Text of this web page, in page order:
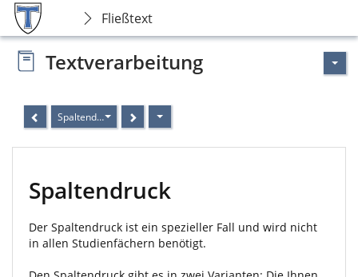
Fließtext
Textverarbeitung
Spaltendruck
Spaltendruck
Der Spaltendruck ist ein spezieller Fall und wird nicht
in allen Studienfächern benötigt.